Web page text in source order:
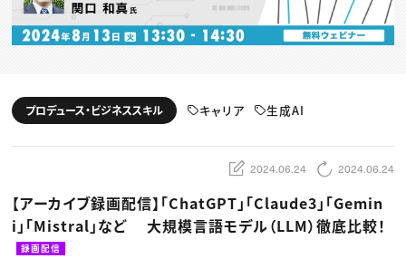
スキルアップしたい！
動画配信・映像制作
編集・ライティング
ディレクション
TOP Creator’s コラム トップ
Webクリエイター
ゲームクリエイター
クリエイターインタビュー
C＆R Magazine
セミナー
ニュース・トレンド トップ
Web
映像
ゲーム・エンタメ
広告
プロデュース・ビジネススキル キャリア 生成AI
2024.06.24 2024.06.24
【アーカイブ録画配信】「ChatGPT」「Claude3」「Gemin
i」「Mistral」など 大規模言語モデル（LLM）徹底比較！
録画配信